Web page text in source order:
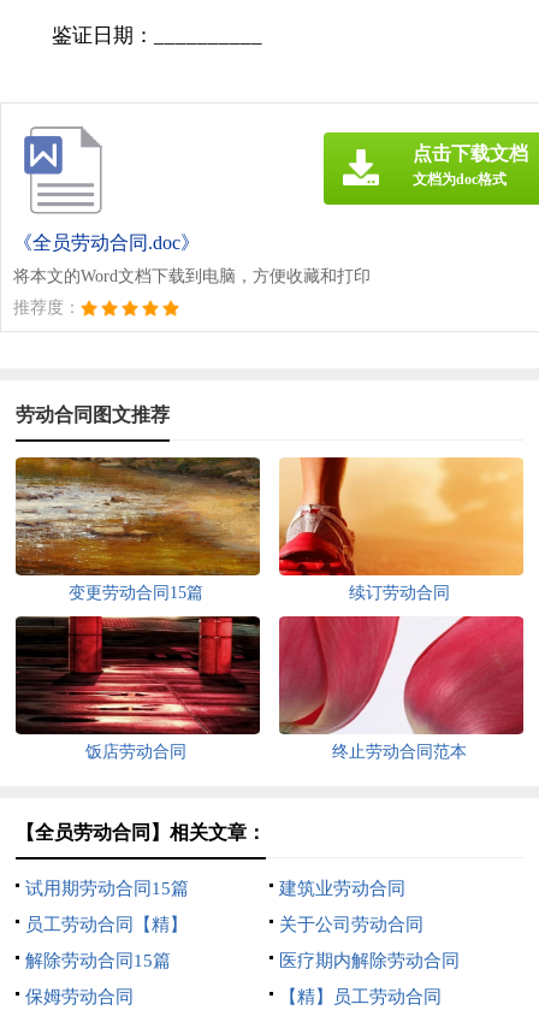
鉴证日期：__________
《全员劳动合同.doc》
将本文的Word文档下载到电脑，方便收藏和打印
推荐度：
点击下载文档
文档为doc格式
劳动合同图文推荐
变更劳动合同15篇 续订劳动合同
饭店劳动合同 终止劳动合同范本
【全员劳动合同】相关文章：
试用期劳动合同15篇
建筑业劳动合同
员工劳动合同【精】
关于公司劳动合同
解除劳动合同15篇
医疗期内解除劳动合同
保姆劳动合同
【精】员工劳动合同